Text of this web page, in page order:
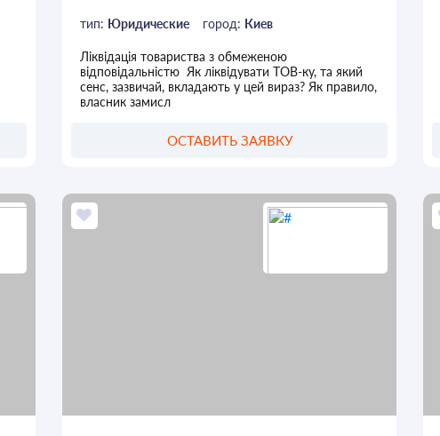
тип: Юридические город: Киев
Ліквідація товариства з обмеженою
відповідальністю Як ліквідувати ТОВ-ку, та який
сенс, зазвичай, вкладають у цей вираз? Як правило,
власник замисл
ОСТАВИТЬ ЗАЯВКУ